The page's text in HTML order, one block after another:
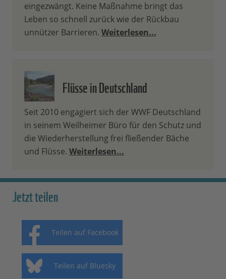
eingezwängt. Keine Maßnahme bringt das
Leben so schnell zurück wie der Rückbau
unnützer Barrieren. Weiterlesen...
Flüsse in Deutschland
Seit 2010 engagiert sich der WWF Deutschland
in seinem Weilheimer Büro für den Schutz und
die Wiederherstellung frei fließender Bäche
und Flüsse. Weiterlesen...
Jetzt teilen
Teilen auf Facebook
Teilen auf Bluesky